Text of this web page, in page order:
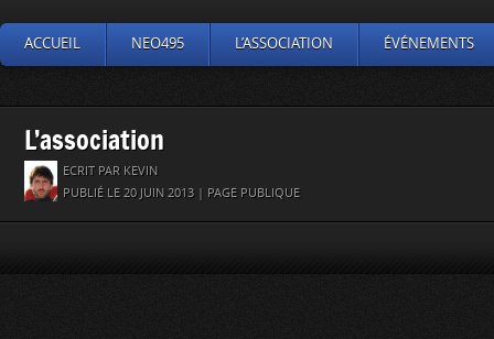
ACCUEIL NEO495 L’ASSOCIATION ÉVÉNEMENTS
L’association
ECRIT PAR KEVIN
PUBLIÉ LE 20 JUIN 2013 | PAGE PUBLIQUE